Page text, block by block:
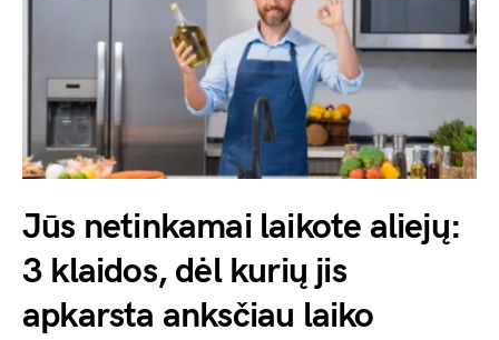
Jūs netinkamai laikote aliejų:
3 klaidos, dėl kurių jis
apkarsta anksčiau laiko